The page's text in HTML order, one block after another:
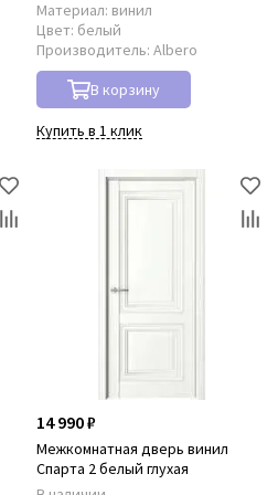
Материал: винил
Цвет: белый
Производитель: Albero
В корзину
Купить в 1 клик
14 990 ₽
Межкомнатная дверь винил
Спарта 2 белый глухая